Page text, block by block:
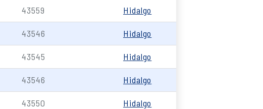
43559 Hidalgo
43546 Hidalgo
43545 Hidalgo
43546 Hidalgo
43550 Hidalgo